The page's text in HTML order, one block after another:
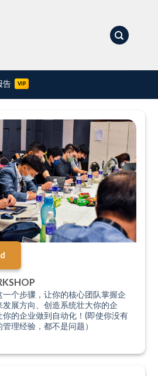
告
一个步骤，让你的核心团队掌握企
发展方向、创造系统壮大你的企
你的企业做到自动化！(即使你没有
理经验，都不是问题）